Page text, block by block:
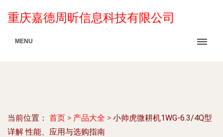
重庆嘉德周昕信息科技有限公司
MENU
当前位置： 首页 > 产品大全 > 小帅虎微耕机1WG-6.3/4Q型
详解 性能、应用与选购指南